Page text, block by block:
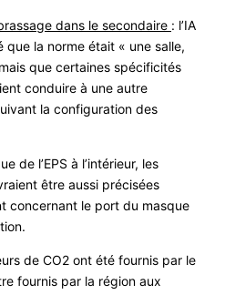
dans le secondaire : l’IA
que la norme était « une salle,
que certaines spécificités
conduire à une autre
la configuration des
de l’EPS à l’intérieur, les
être aussi précisées
concernant le port du masque
de CO2 ont été fournis par le
fournis par la région aux